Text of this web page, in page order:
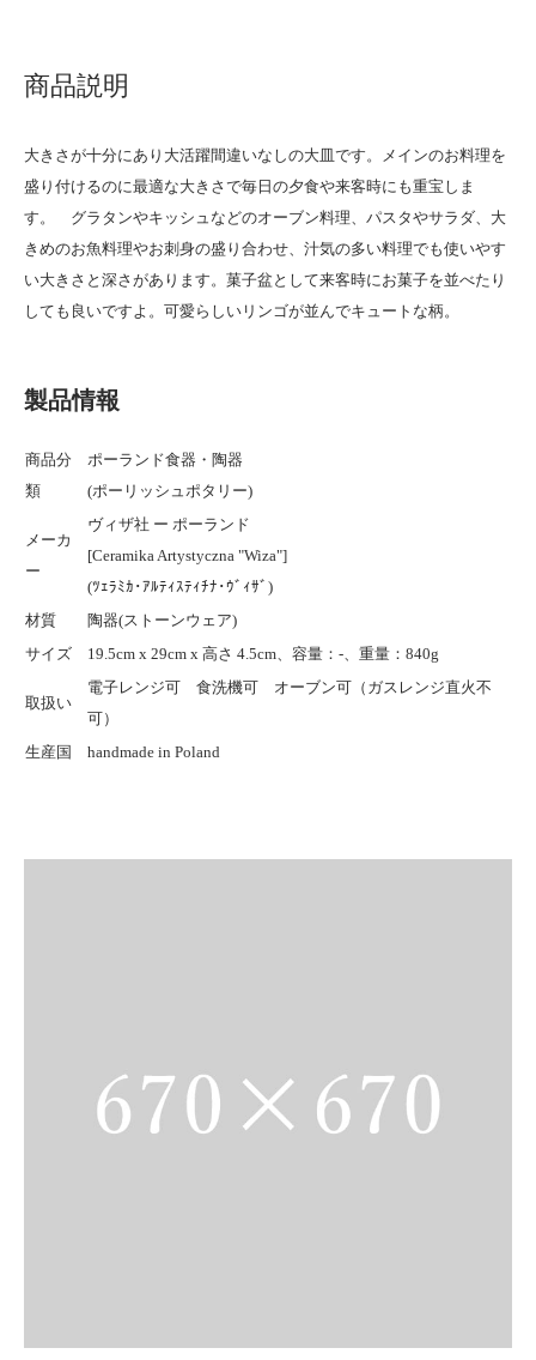
商品説明
大きさが十分にあり大活躍間違いなしの大皿です。メインのお料理を
盛り付けるのに最適な大きさで毎日の夕食や来客時にも重宝しま
す。 グラタンやキッシュなどのオーブン料理、パスタやサラダ、大
きめのお魚料理やお刺身の盛り合わせ、汁気の多い料理でも使いやす
い大きさと深さがあります。菓子盆として来客時にお菓子を並べたり
しても良いですよ。可愛らしいリンゴが並んでキュートな柄。
製品情報
商品分
類
ポーランド食器・陶器
(ポーリッシュポタリー)
メーカ
ー
ヴィザ社 ー ポーランド
[Ceramika Artystyczna "Wiza"]
(ﾂｪﾗﾐｶ･ｱﾙﾃｨｽﾃｨﾁﾅ･ｳﾞｨｻﾞ)
材質
陶器(ストーンウェア)
サイズ
19.5cm x 29cm x 高さ 4.5cm、容量：-、重量：840g
取扱い
電子レンジ可 食洗機可 オーブン可（ガスレンジ直火不
可）
生産国
handmade in Poland